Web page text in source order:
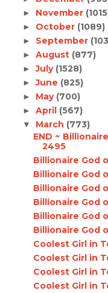
► November
► October (1089)
► September
► August (877)
►July (1528)
►June (825)
► May (700)
► April (567)
▼ March (773)
END ~
2495
Billionaire God
Billionaire God
Billionaire God
Billionaire God
Billionaire God
Billionaire God
Coolest Girl in
Coolest Girl in
Coolest Girl in
Coolest Girl in